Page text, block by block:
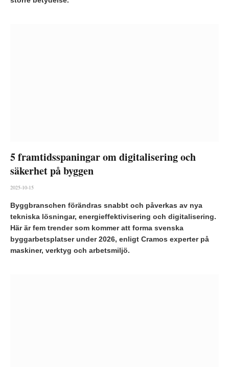
5 framtidsspaningar om digitalisering och
säkerhet på byggen
2025-10-15
Byggbranschen förändras snabbt och påverkas av nya
tekniska lösningar, energieffektivisering och digitalisering.
Här är fem trender som kommer att forma svenska
byggarbetsplatser under 2026, enligt Cramos experter på
maskiner, verktyg och arbetsmiljö.